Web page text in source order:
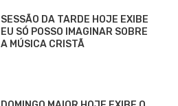
SESSÃO DA TARDE HOJE EXIBE
EU SÓ POSSO IMAGINAR SOBRE
A MÚSICA CRISTÃ